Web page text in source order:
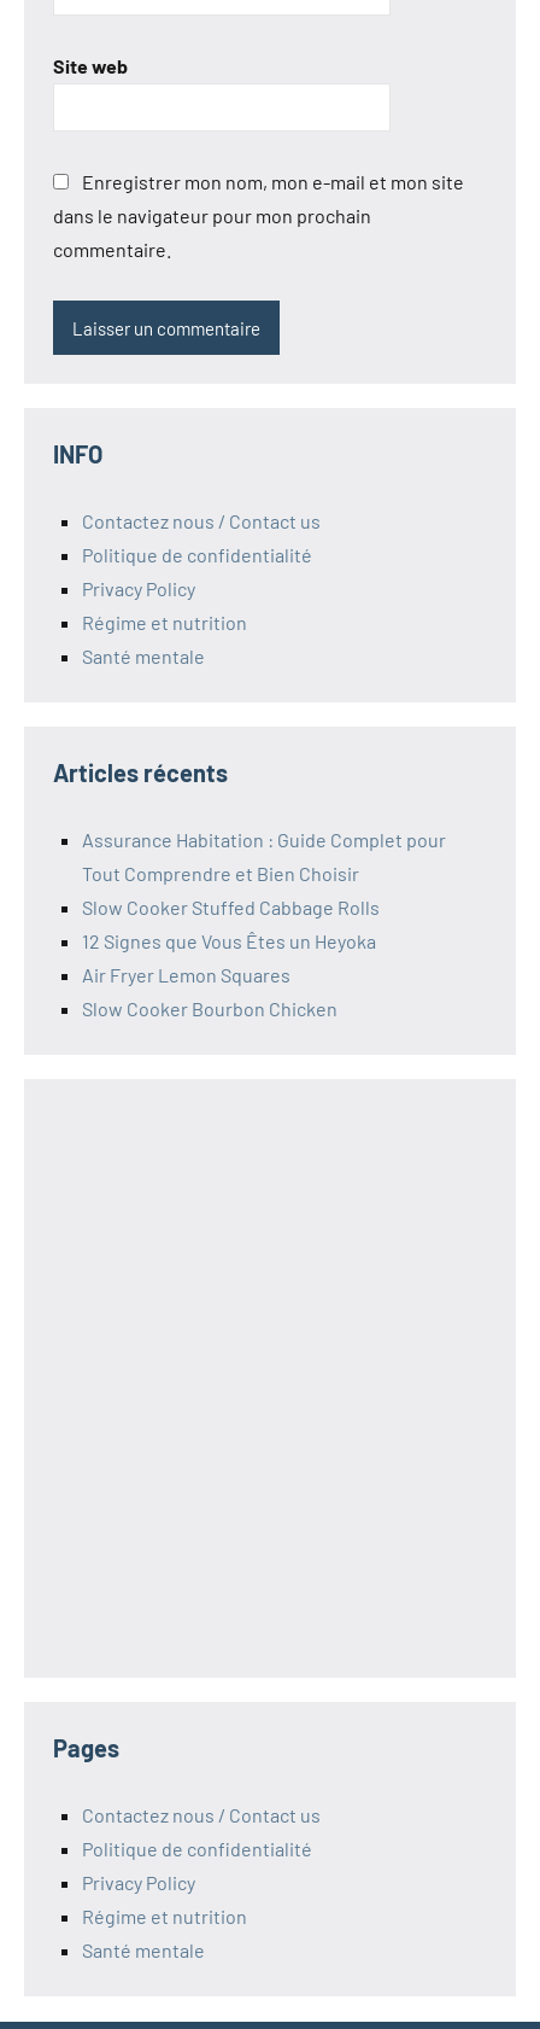
Site web
Enregistrer mon nom, mon e-mail et mon site
dans le navigateur pour mon prochain
commentaire.
INFO
Contactez nous / Contact us
Politique de confidentialité
Privacy Policy
Régime et nutrition
Santé mentale
Articles récents
Assurance Habitation : Guide Complet pour
Tout Comprendre et Bien Choisir
Slow Cooker Stuffed Cabbage Rolls
12 Signes que Vous Êtes un Heyoka
Air Fryer Lemon Squares
Slow Cooker Bourbon Chicken
Pages
Contactez nous / Contact us
Politique de confidentialité
Privacy Policy
Régime et nutrition
Santé mentale